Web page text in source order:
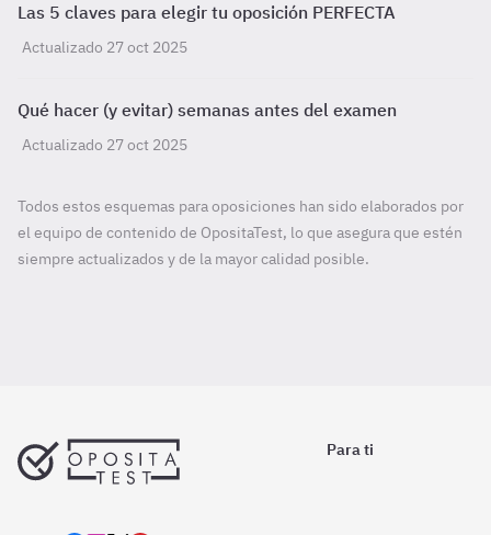
Las 5 claves para elegir tu oposición PERFECTA
Actualizado 27 oct 2025
Qué hacer (y evitar) semanas antes del examen
Actualizado 27 oct 2025
Todos estos esquemas para oposiciones han sido elaborados por
el equipo de contenido de OpositaTest, lo que asegura que estén
siempre actualizados y de la mayor calidad posible.
Para ti